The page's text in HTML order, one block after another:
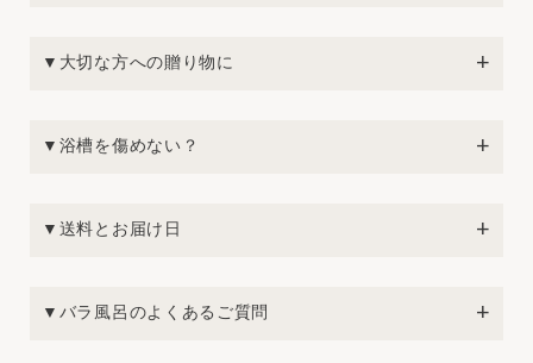
▼大切な方への贈り物に
▼浴槽を傷めない？
▼送料とお届け日
▼バラ風呂のよくあるご質問